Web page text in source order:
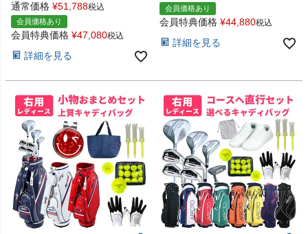
通常価格 ¥51,788税込
会員価格あり
会員特典価格 ¥47,080税込
詳細を見る
会員価格あり
会員特典価格 ¥44,880税込
詳細を見る